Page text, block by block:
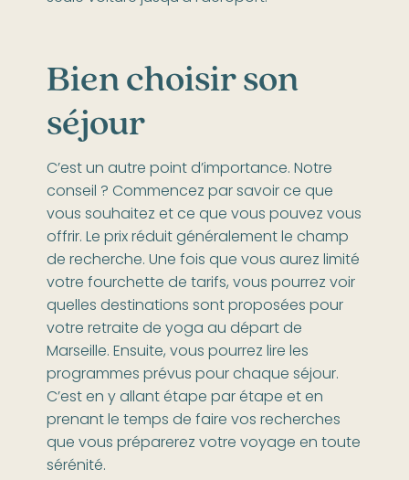
Bien choisir son
séjour
C’est un autre point d’importance. Notre
conseil ? Commencez par savoir ce que
vous souhaitez et ce que vous pouvez vous
offrir. Le prix réduit généralement le champ
de recherche. Une fois que vous aurez limité
votre fourchette de tarifs, vous pourrez voir
quelles destinations sont proposées pour
votre retraite de yoga au départ de
Marseille. Ensuite, vous pourrez lire les
programmes prévus pour chaque séjour.
C’est en y allant étape par étape et en
prenant le temps de faire vos recherches
que vous préparerez votre voyage en toute
sérénité.